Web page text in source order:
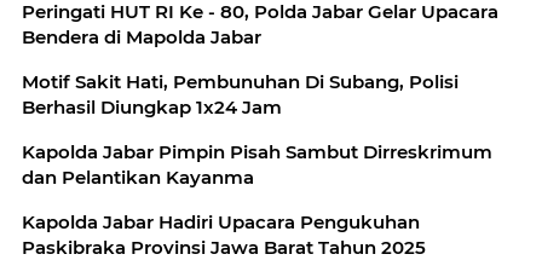
Peringati HUT RI Ke - 80, Polda Jabar Gelar Upacara
Bendera di Mapolda Jabar
Motif Sakit Hati, Pembunuhan Di Subang, Polisi
Berhasil Diungkap 1x24 Jam
Kapolda Jabar Pimpin Pisah Sambut Dirreskrimum
dan Pelantikan Kayanma
Kapolda Jabar Hadiri Upacara Pengukuhan
Paskibraka Provinsi Jawa Barat Tahun 2025